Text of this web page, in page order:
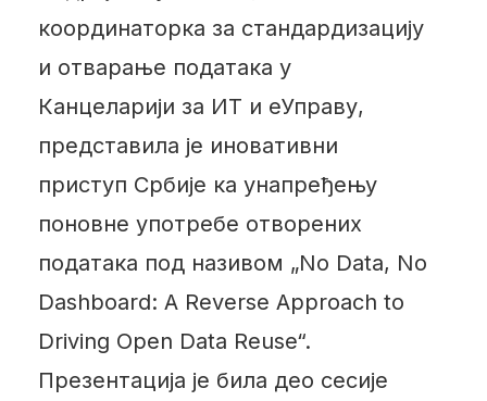
координаторка за стандардизацију
и отварање података у
Канцеларији за ИТ и еУправу,
представила је иновативни
приступ Србије ка унапређењу
поновне употребе отворених
података под називом „No Data, No
Dashboard: A Reverse Approach to
Driving Open Data Reuse“.
Презентација је била део сесије